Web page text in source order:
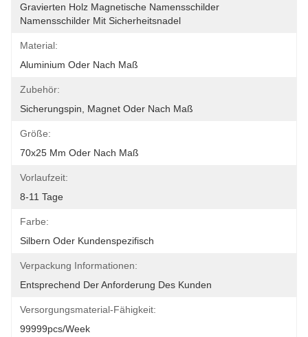
Gravierten Holz Magnetische Namensschilder
Namensschilder Mit Sicherheitsnadel
Material:
Aluminium Oder Nach Maß
Zubehör:
Sicherungspin, Magnet Oder Nach Maß
Größe:
70x25 Mm Oder Nach Maß
Vorlaufzeit:
8-11 Tage
Farbe:
Silbern Oder Kundenspezifisch
Verpackung Informationen:
Entsprechend Der Anforderung Des Kunden
Versorgungsmaterial-Fähigkeit:
99999pcs/week